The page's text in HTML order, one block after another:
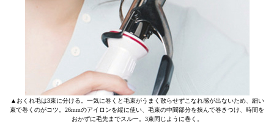
▲おくれ毛は3束に分ける。一気に巻くと毛束がうまく散らせずこなれ感が出ないため、細い
束で巻くのがコツ。26mmのアイロンを縦に使い、毛束の中間部分を挟んで巻きつけ、時間を
おかずに毛先までスルー。3束同じように巻く。